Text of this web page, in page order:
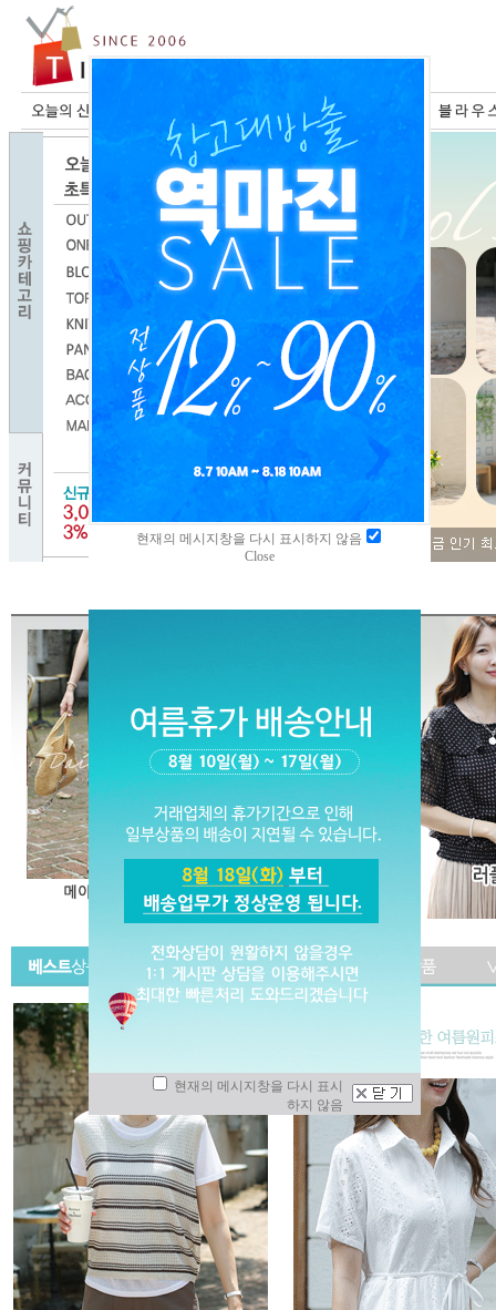
현재의 메시지창을 다시 표시하지 않음
Close
현재의 메시지창을 다시 표시
하지 않음